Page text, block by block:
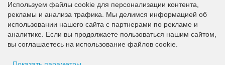
Партнёры
НАШ МАГАЗИН В СОЦСЕТЯХ
Используем файлы cookie для персонализации контента,
рекламы и анализа трафика. Мы делимся информацией об
использовании нашего сайта с партнерами по рекламе и
аналитике. Если вы продолжаете пользоваться нашим сайтом,
вы соглашаетесь на использование файлов cookie.